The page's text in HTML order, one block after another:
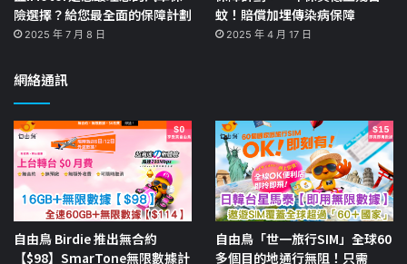
險選擇？給您最全面的保障計劃
2025 年 7 月 8 日
蚊！賠償加埋傳染病保障
2025 年 4 月 17 日
網絡通訊
自由鳥 Birdie 推出無合約
【$98】SmarTone無限數據計
自由鳥「世一旅行SIM」全球60
多個目的地通行無阻！只需